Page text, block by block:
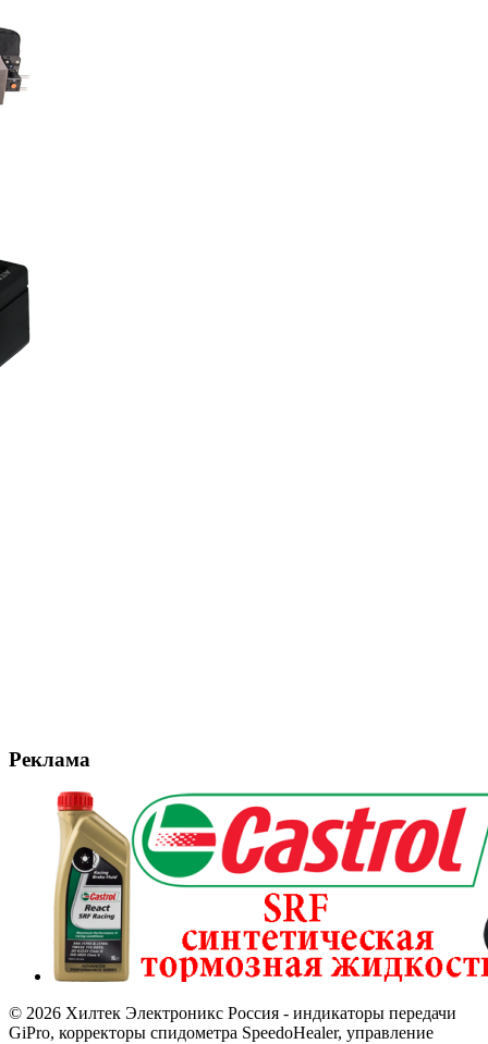
Реклама
© 2026 Хилтек Электроникс Россия - индикаторы передачи
GiPro, корректоры спидометра SpeedoHealer, управление